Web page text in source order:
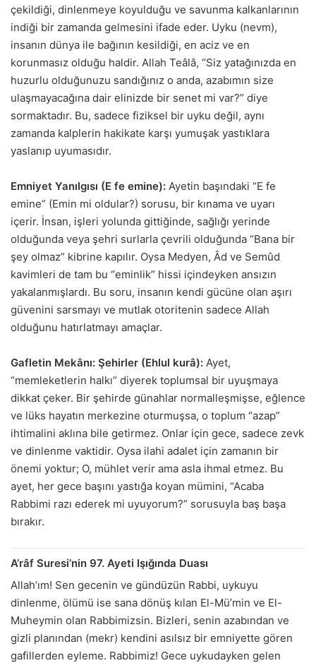
çekildiği, dinlenmeye koyulduğu ve savunma kalkanlarının
indiği bir zamanda gelmesini ifade eder. Uyku (nevm),
insanın dünya ile bağının kesildiği, en aciz ve en
korunmasız olduğu haldir. Allah Teâlâ, “Siz yatağınızda en
huzurlu olduğunuzu sandığınız o anda, azabımın size
ulaşmayacağına dair elinizde bir senet mi var?” diye
sormaktadır. Bu, sadece fiziksel bir uyku değil, aynı
zamanda kalplerin hakikate karşı yumuşak yastıklara
yaslanıp uyumasıdır.
Emniyet Yanılgısı (E fe emine): Ayetin başındaki “E fe
emine” (Emin mi oldular?) sorusu, bir kınama ve uyarı
içerir. İnsan, işleri yolunda gittiğinde, sağlığı yerinde
olduğunda veya şehri surlarla çevrili olduğunda “Bana bir
şey olmaz” kibrine kapılır. Oysa Medyen, Âd ve Semûd
kavimleri de tam bu “eminlik” hissi içindeyken ansızın
yakalanmışlardı. Bu soru, insanın kendi gücüne olan aşırı
güvenini sarsmayı ve mutlak otoritenin sadece Allah
olduğunu hatırlatmayı amaçlar.
Gafletin Mekânı: Şehirler (Ehlul kurâ): Ayet,
“memleketlerin halkı” diyerek toplumsal bir uyuşmaya
dikkat çeker. Bir şehirde günahlar normalleşmişse, eğlence
ve lüks hayatın merkezine oturmuşsa, o toplum “azap”
ihtimalini aklına bile getirmez. Onlar için gece, sadece zevk
ve dinlenme vaktidir. Oysa ilahi adalet için zamanın bir
önemi yoktur; O, mühlet verir ama asla ihmal etmez. Bu
ayet, her gece başını yastığa koyan mümini, “Acaba
Rabbimi razı ederek mi uyuyorum?” sorusuyla baş başa
bırakır.
A’râf Suresi’nin 97. Ayeti Işığında Duası
Allah’ım! Sen gecenin ve gündüzün Rabbi, uykuyu
dinlenme, ölümü ise sana dönüş kılan El-Mü’min ve El-
Muheymin olan Rabbimizsin. Bizleri, senin azabından ve
gizli planından (mekr) kendini asılsız bir emniyette gören
gafillerden eyleme. Rabbimiz! Gece uykudayken gelen